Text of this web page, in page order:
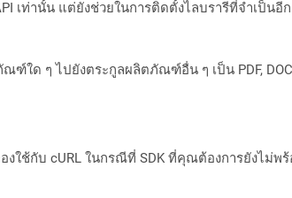
เท่านั้น แต่ยังช่วยในการติดตั้งไลบรารีที่จำเป็นอี
ด ๆ ไปยังตระกูลผลิตภัณฑ์อื่น ๆ เป็น PDF, DOCX,
งใช้กับ cURL ในกรณีที่ SDK ที่คุณต้องการยังไม่พ